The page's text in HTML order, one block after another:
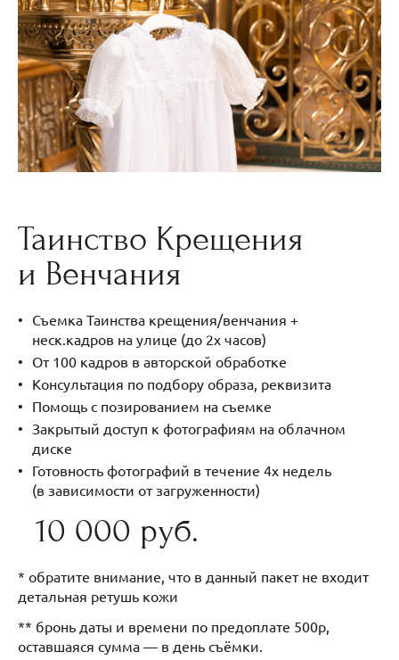
Таинство Крещения
и Венчания
Съемка Таинства крещения/венчания +
неск.кадров на улице (до 2х часов)
От 100 кадров в авторской обработке
Консультация по подбору образа, реквизита
Помощь с позированием на съемке
Закрытый доступ к фотографиям на облачном
диске
Готовность фотографий в течение 4х недель
(в зависимости от загруженности)
10 000 руб.
* обратите внимание, что в данный пакет не входит
детальная ретушь кожи
** бронь даты и времени по предоплате 500р,
оставшаяся сумма — в день съёмки.